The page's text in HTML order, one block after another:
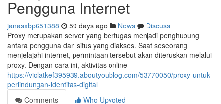
Pengguna Internet
janasxbp651388 59 days ago News
Discuss
Proxy merupakan server yang bertugas menjadi penghubung
antara pengguna dan situs yang diakses. Saat seseorang
menjelajahi internet, permintaan tersebut akan diteruskan melalui
proxy. Dengan cara ini, aktivitas online
https://violatkef395939.aboutyoublog.com/53770050/proxy-untuk-
perlindungan-identitas-digital
Comments
Who Upvoted